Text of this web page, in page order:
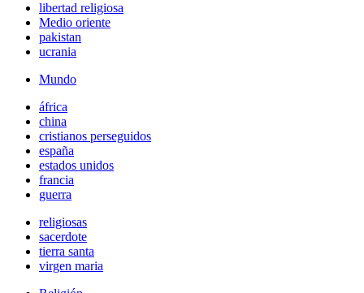
libertad religiosa
Medio oriente
pakistan
ucrania
Mundo
áfrica
china
cristianos perseguidos
españa
estados unidos
francia
guerra
religiosas
sacerdote
tierra santa
virgen maria